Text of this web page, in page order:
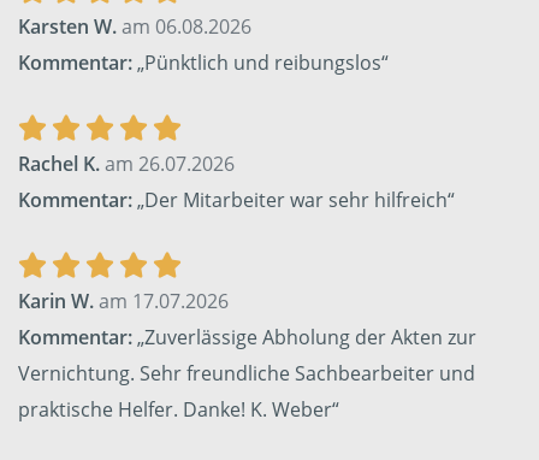
Karsten W.am 06.08.2026
Kommentar:„Pünktlich und reibungslos“
Rachel K.am 26.07.2026
Kommentar:„Der Mitarbeiter war sehr hilfreich“
Karin W.am 17.07.2026
Kommentar:„Zuverlässige Abholung der Akten zur
Vernichtung. Sehr freundliche Sachbearbeiter und
praktische Helfer. Danke! K. Weber“